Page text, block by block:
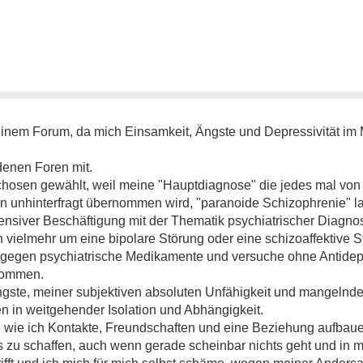
Forum, da mich Einsamkeit, Ängste und Depressivität im
Foren mit.
gewählt, weil meine "Hauptdiagnose" die jedes mal
unhinterfragt übernommen wird, "paranoide Schizophrenie"
Beschäftigung mit der Thematik psychiatrischer
vielmehr um eine bipolare Störung oder eine schizoaffektive
psychiatrische Medikamente und versuche ohne
meiner subjektiven absoluten Unfähigkeit und
in weitgehender Isolation und Abhängigkeit.
ich Kontakte, Freundschaften und eine Beziehung
schaffen, auch wenn gerade scheinbar nichts geht und in